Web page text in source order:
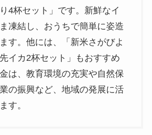
4杯セット」です。新鮮なイ
凍結し、おうちで簡単に姿造
す。他には、「新米さがびよ
イカ2杯セット」もおすすめ
は、教育環境の充実や自然保
の振興など、地域の発展に活
す。